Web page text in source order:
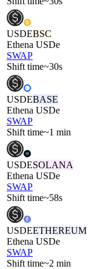
USDEBSC
Ethena USDe
SWAP
Shift time~30s
USDEBASE
Ethena USDe
SWAP
Shift time~1 min
USDESOLANA
Ethena USDe
SWAP
Shift time~58s
USDEETHEREUM
Ethena USDe
SWAP
Shift time~2 min